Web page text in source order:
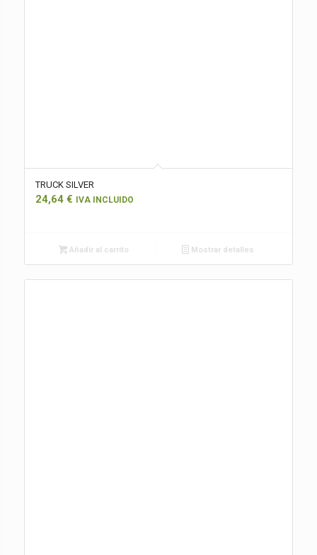
TRUCK SILVER
24,64 € IVA INCLUIDO
Añadir al carrito Mostrar detalles